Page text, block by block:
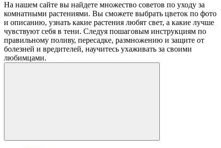
На нашем сайте вы найдете множество советов по уходу за
комнатными растениями. Вы сможете выбрать цветок по фото
и описанию, узнать какие растения любят свет, а какие лучше
чувствуют себя в тени. Следуя пошаговым инструкциям по
правильному поливу, пересадке, размножению и защите от
болезней и вредителей, научитесь ухаживать за своими
любимцами.